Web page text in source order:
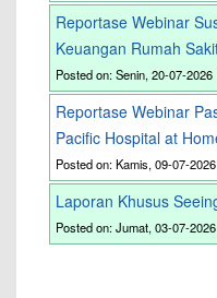
Reportase Webinar
Keuangan Rumah
Posted on: Senin, 20-07-2026
Reportase Webinar
Pacific Hospital at
Posted on: Kamis, 09-07-2026
Laporan Khusus
Posted on: Jumat, 03-07-2026